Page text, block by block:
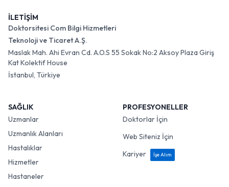
İLETİŞİM
Doktorsitesi Com Bilgi Hizmetleri
Teknoloji ve Ticaret A.Ş.
Maslak Mah. Ahi Evran Cd. A.O.S 55 Sokak No:2 Aksoy Plaza Giriş
Kat Kolektif House
İstanbul, Türkiye
SAĞLIK
Uzmanlar
Uzmanlık Alanları
Hastalıklar
Hizmetler
Hastaneler
PROFESYONELLER
Doktorlar İçin
Web Siteniz İçin
Kariyer
İşe Alım